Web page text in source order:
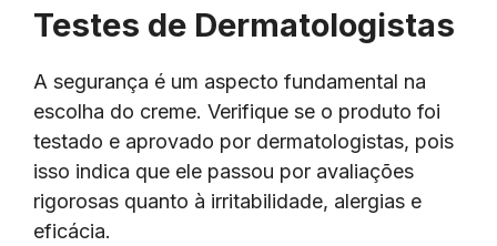
Testes de Dermatologistas
A segurança é um aspecto fundamental na
escolha do creme. Verifique se o produto foi
testado e aprovado por dermatologistas, pois
isso indica que ele passou por avaliações
rigorosas quanto à irritabilidade, alergias e
eficácia.